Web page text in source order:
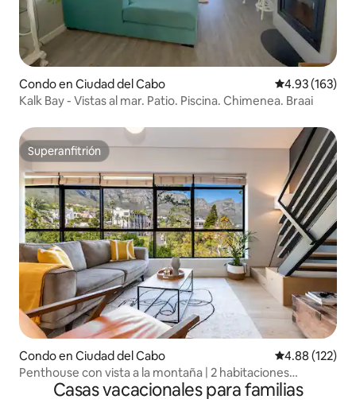
Condo en Ciudad del Cabo Calificación
4.93 (163)
Kalk Bay - Vistas al mar. Patio. Piscina. Chimenea. Braai
Superanfitrión
Superanfitrión
Condo en Ciudad del Cabo Calificación
4.88 (122)
Penthouse con vista a la montaña | 2 habitaciones
seguras, vistas y piscina
Casas vacacionales para familias